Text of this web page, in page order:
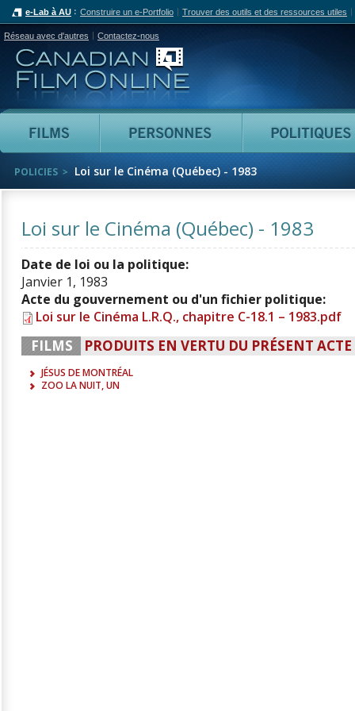
e-Lab à AU Construire un e-Portfolio Trouver des outils et des ressources utiles
Réseau avec d'autres Contactez-nous
Canadian Film Online
Films Personnes
POLICIES Loi sur le Cinéma (Québec) - 1983
Loi sur le Cinéma (Québec) - 1983
Date de loi ou la politique:
Janvier 1, 1983
Acte du gouvernement ou d'un fichier politique:
Loi sur le Cinéma L.R.Q., chapitre C-18.1 – 1983.pdf
FILMS PRODUITS EN VERTU DU PRÉSENT ACTE
JÉSUS DE MONTRÉAL
ZOO LA NUIT, UN